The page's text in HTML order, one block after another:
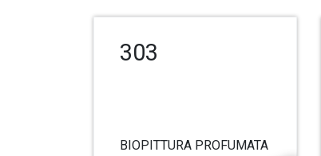
303
BIOPITTURA PROFUMATA